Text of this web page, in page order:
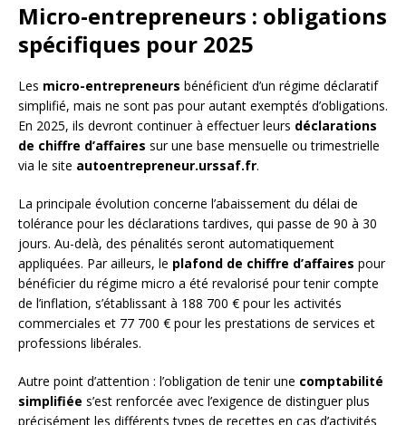
Micro-entrepreneurs : obligations
spécifiques pour 2025
Les micro-entrepreneurs bénéficient d’un régime déclaratif
simplifié, mais ne sont pas pour autant exemptés d’obligations.
En 2025, ils devront continuer à effectuer leurs déclarations
de chiffre d’affaires sur une base mensuelle ou trimestrielle
via le site autoentrepreneur.urssaf.fr.
La principale évolution concerne l’abaissement du délai de
tolérance pour les déclarations tardives, qui passe de 90 à 30
jours. Au-delà, des pénalités seront automatiquement
appliquées. Par ailleurs, le plafond de chiffre d’affaires pour
bénéficier du régime micro a été revalorisé pour tenir compte
de l’inflation, s’établissant à 188 700 € pour les activités
commerciales et 77 700 € pour les prestations de services et
professions libérales.
Autre point d’attention : l’obligation de tenir une comptabilité
simplifiée s’est renforcée avec l’exigence de distinguer plus
précisément les différents types de recettes en cas d’activités